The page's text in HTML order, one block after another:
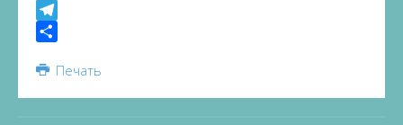
VK
Telegram
Печать